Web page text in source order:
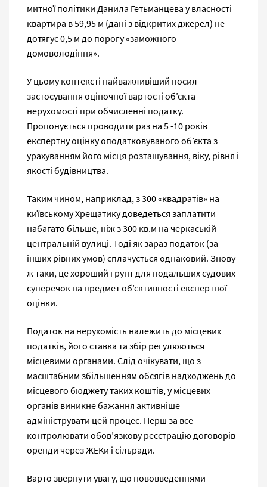
митної політики Данила Гетьманцева у власності
квартира в 59,95 м (дані з відкритих джерел) не
дотягує 0,5 м до порогу «заможного
домоволодіння».
У цьому контексті найважливіший посил —
застосування оціночної вартості об’єкта
нерухомості при обчисленні податку.
Пропонується проводити раз на 5 -10 років
експертну оцінку оподатковуваного об’єкта з
урахуванням його місця розташування, віку, рівня і
якості будівництва.
Таким чином, наприклад, з 300 «квадратів» на
київському Хрещатику доведеться заплатити
набагато більше, ніж з 300 кв.м на черкаській
центральній вулиці. Тоді як зараз податок (за
інших рівних умов) сплачується однаковий. Знову
ж таки, це хороший грунт для подальших судових
суперечок на предмет об’єктивності експертної
оцінки.
Податок на нерухомість належить до місцевих
податків, його ставка та збір регулюються
місцевими органами. Слід очікувати, що з
масштабним збільшенням обсягів надходжень до
місцевого бюджету таких коштів, у місцевих
органів виникне бажання активніше
адмініструвати цей процес. Перш за все —
контролювати обов’язкову реєстрацію договорів
оренди через ЖЕКи і сільради.
Варто звернути увагу, що нововведеннями